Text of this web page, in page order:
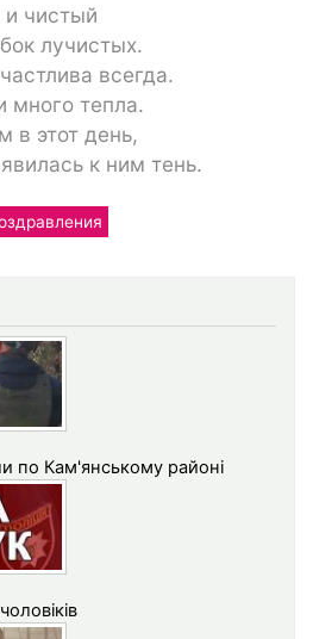
и чистый
лучистых.
всегда.
много тепла.
этот день,
к ним тень.
по Кам'янському районі